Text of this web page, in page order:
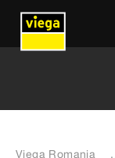
Viega Romania